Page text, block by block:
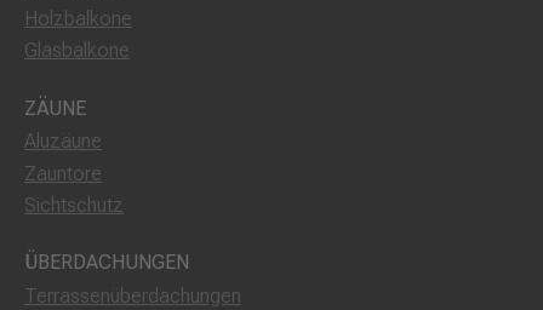
Holzbalkone
Glasbalkone
ZÄUNE
Aluzäune
Zauntore
Sichtschutz
ÜBERDACHUNGEN
Terrassenüberdachungen